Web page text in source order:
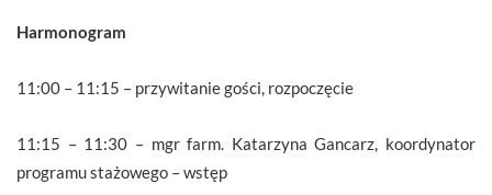
Harmonogram
11:00 – 11:15 – przywitanie gości, rozpoczęcie
11:15 – 11:30 – mgr farm. Katarzyna Gancarz, koordynator
programu stażowego – wstęp